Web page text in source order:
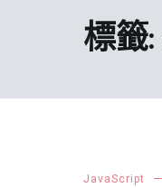
標籤:
JavaScript